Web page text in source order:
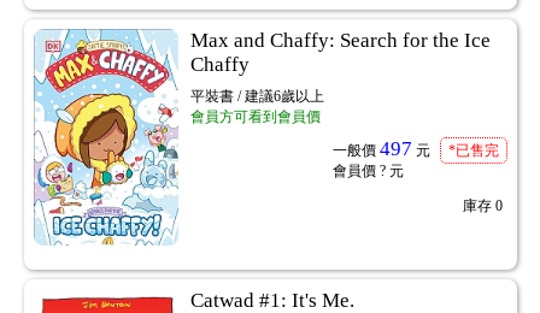
Max and Chaffy: Search for the Ice
Chaffy
平裝書 / 建議6歲以上
會員方可看到會員價
一般價 497 元
會員價? 元
*已售完
庫存 0
Catwad #1: It's Me.